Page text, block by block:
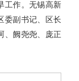
工作。无锡高新
委副书记、区长
、阙尧尧、庞正